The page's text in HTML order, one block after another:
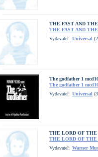
THE FAST AND
THE FAST AND
Vydavateľ: Universal
The godfather 1
The godfather 1
Vydavateľ: Universal
THE LORD OF THE
THE LORD OF THE
Vydavateľ: Warner